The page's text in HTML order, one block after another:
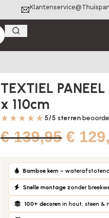
TEXTIEL
x 110cm
★★★★★ 5/5 sterren
€139,95 €
Bamboe kern –
Snelle montage zonder
100+ decoren in hout, steen &